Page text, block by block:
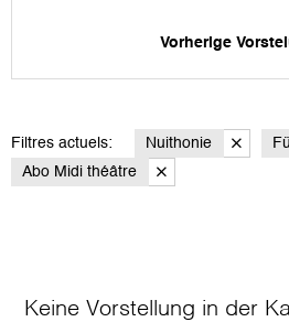
Vorherige
Filtres actuels: Nuithonie
Abo Midi théâtre
Keine Vorstellung in der